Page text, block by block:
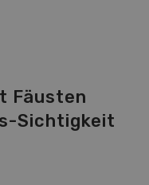
Fäusten
Sichtigkeit